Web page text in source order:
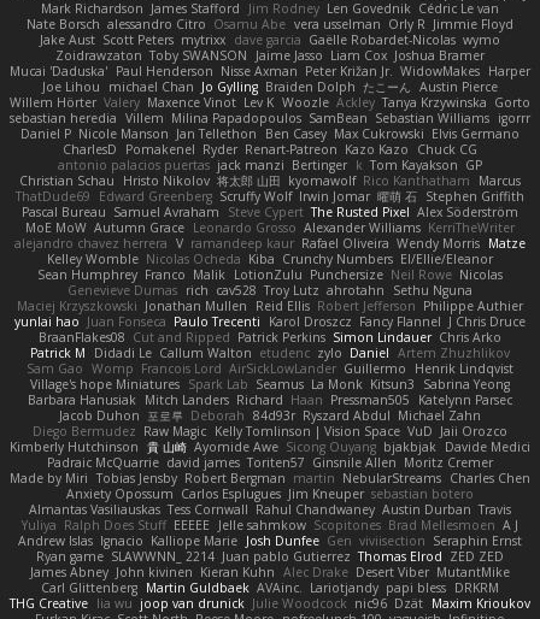
Mark Richardson James Stafford Jim Rodney Len Govednik Cédric Le van
Nate Borsch alessandro Citro Osamu Abe vera usselman Orly R Jimmie Floyd
Jake Aust Scott Peters mytrixx dave garcia Gaëlle Robardet-Nicolas wymo
Zoidrawzaton Toby SWANSON Jaime Jasso Liam Cox Joshua Bramer
Mucai 'Daduska' Paul Henderson Nisse Axman Peter Križan Jr. WidowMakes Harper
Joe Lihou
michael Chan Jo Gylling Braiden Dolph たこーん
Austin Pierce
Willem Hörter Valery Maxence Vinot Lev K Woozle Ackley Tanya Krzywinska Gorto
sebastian heredia Villem Milina Papadopoulos SamBean Sebastian Williams igorrr
Daniel P Nicole Manson Jan Tellethon Ben Casey Max Cukrowski Elvis Germano
CharlesD
Pomakenel Ryder Renart-Patreon Kazo Kazo
Chuck CG
antonio palacios puertas jack manzi Bertinger k Tom Kayakson GP
Christian Schau
Hristo Nikolov 将太郎 山田 kyomawolf Rico Kanthatham
Marcus
ThatDude69
Edward Greenberg Scruffy Wolf Irwin Jomar 曜萌 石 Stephen Griffith
Pascal Bureau Samuel Avraham Steve Cypert The Rusted Pixel Alex Söderström
MoE MoW Autumn Grace Leonardo Grosso Alexander Williams KerriTheWriter
alejandro chavez herrera V ramandeep kaur Rafael Oliveira Wendy Morris Matze
Kelley Womble Nicolas Ocheda Kiba Crunchy Numbers El/Ellie/Eleanor
Sean Humphrey Franco Malik LotionZulu Punchersize Neil Rowe Nicolas
Genevieve Dumas rich cav528 Troy Lutz ahrotahn
Sethu Nguna
Maciej Krzyszkowski Jonathan Mullen Reid Ellis Robert Jefferson Philippe Authier
yunlai hao Juan Fonseca Paulo Trecenti Karol Droszcz Fancy Flannel J Chris Druce
BraanFlakes08 Cut and Ripped Patrick Perkins Simon Lindauer Chris Arko
Patrick M
Didadi Le Callum Walton etudenc zylo Daniel Artem Zhuzhlikov
Sam Gao Womp Francois Lord AirSickLowLander Guillermo
Henrik Lindqvist
Village's hope Miniatures Spark Lab Seamus La Monk Kitsun3
Sabrina Yeong
Barbara Hanusiak
Mitch Landers Richard Haan Pressman505
Katelynn Parsec
Jacob Duhon 포로루 Deborah 84d93r Ryszard Abdul Michael Zahn
Diego Bermudez Raw Magic Kelly Tomlinson | Vision Space VuD Jaii Orozco
Kimberly Hutchinson 貴 山崎 Ayomide Awe Sicong Ouyang bjakbjak
Davide Medici
Padraic McQuarrie david james Toriten57 Ginsnile Allen Moritz Cremer
Made by Miri Tobias Jensby Robert Bergman martin NebularStreams Charles Chen
Anxiety Opossum Carlos Esplugues Jim Kneuper sebastian botero
Almantas Vasiliauskas Tess Cornwall Rahul Chandwaney Austin Durban Travis
Yuliya Ralph Does Stuff EEEEE Jelle sahmkow Scopitones Brad Mellesmoen A J
Andrew Islas Ignacio Kalliope Marie Josh Dunfee Gen viviisection Seraphin Ernst
Ryan game SLAWWNN_ 2214 Juan pablo Gutierrez Thomas Elrod ZED ZED
James Abney John kivinen Kieran Kuhn Alec Drake Desert Viber MutantMike
Carl Glittenberg Martin Guldbaek AVAinc. Lariotjandy papi bless DRKRM
THG Creative lia wu joop van drunick Julie Woodcock nic96 Dzät Maxim Krioukov